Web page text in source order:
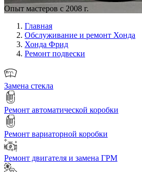
Опыт мастеров с 2008 г.
Главная
Обслуживание и ремонт Хонда
Хонда Фрид
Ремонт подвески
Замена стекла
Ремонт автоматической коробки
Ремонт вариаторной коробки
Ремонт двигателя и замена ГРМ